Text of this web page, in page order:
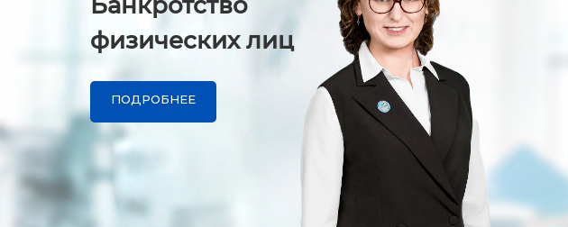
физических лиц
ПОДРОБНЕЕ